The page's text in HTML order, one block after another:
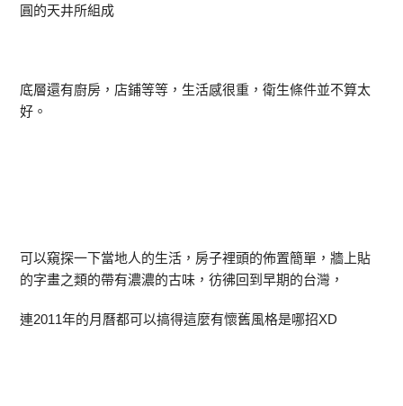
圓的天井所組成
底層還有廚房，店鋪等等，生活感很重，衛生條件並不算太
好。
可以窺探一下當地人的生活，房子裡頭的佈置簡單，牆上貼
的字畫之類的帶有濃濃的古味，彷彿回到早期的台灣，
連2011年的月曆都可以搞得這麼有懷舊風格是哪招XD